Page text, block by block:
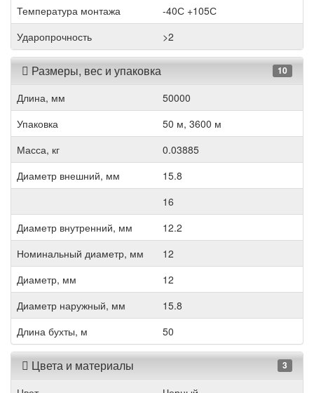
Температура монтажа
-40С +105С
Ударопрочность
>2
Размеры, вес и упаковка 10
Длина, мм
50000
Упаковка
50 м, 3600 м
Масса, кг
0.03885
Диаметр внешний, мм
15.8
16
Диаметр внутренний, мм
12.2
Номинальный диаметр, мм
12
Диаметр, мм
12
Диаметр наружный, мм
15.8
Длина бухты, м
50
Цвета и материалы 3